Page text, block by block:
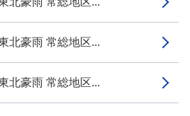
北豪雨 常総地区...
北豪雨 常総地区...